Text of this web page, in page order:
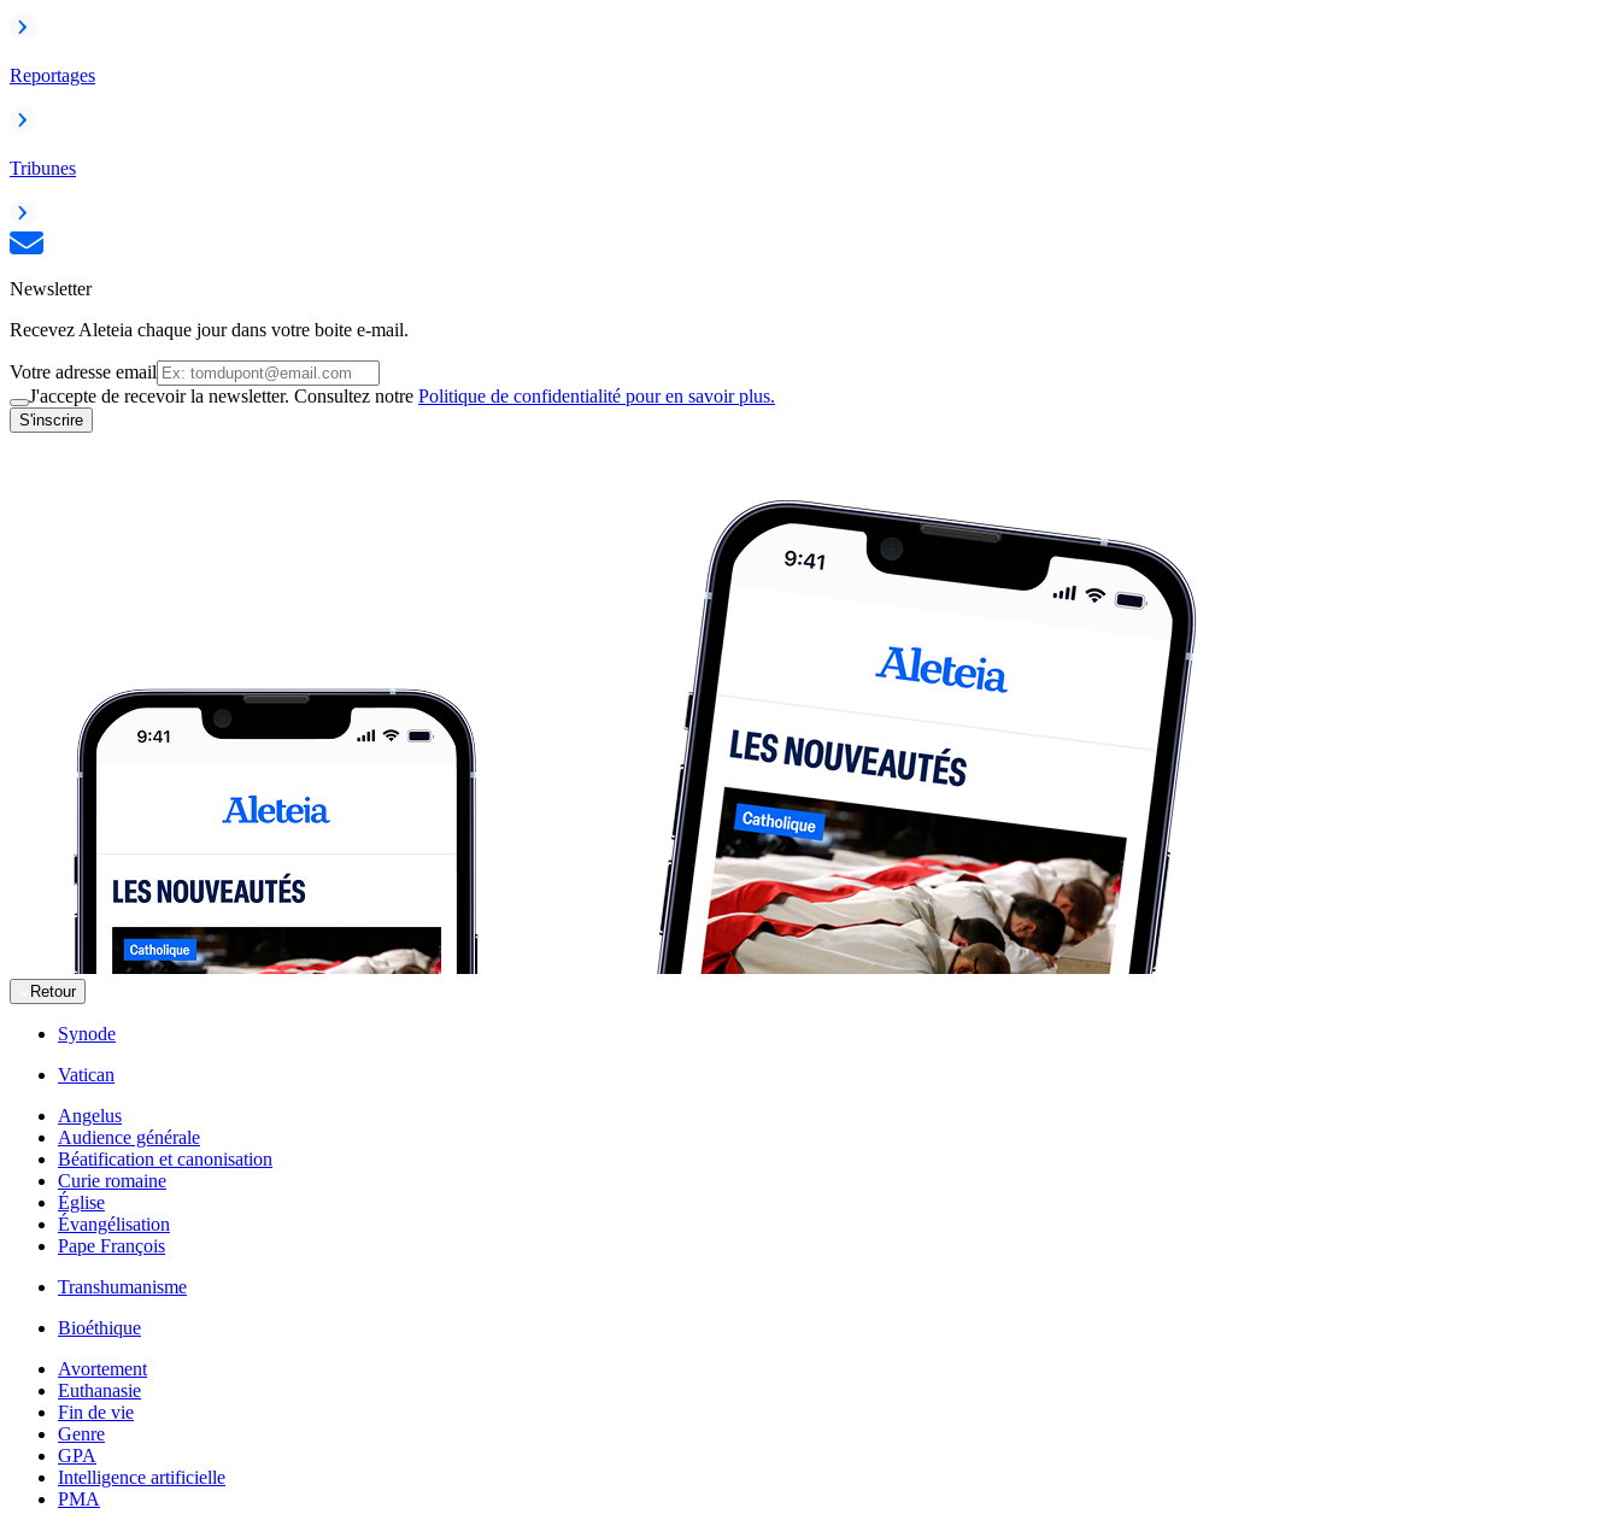
Reportages
Tribunes
Newsletter
Recevez Aleteia chaque jour dans votre boite e-mail.
Votre adresse email
J'accepte de recevoir la newsletter. Consultez notre Politique de confidentialité pour en savoir plus.
S'inscrire
Retour
Synode
Vatican
Angelus
Audience générale
Béatification et canonisation
Curie romaine
Église
Évangélisation
Pape François
Transhumanisme
Bioéthique
Avortement
Euthanasie
Fin de vie
Genre
GPA
Intelligence artificielle
PMA